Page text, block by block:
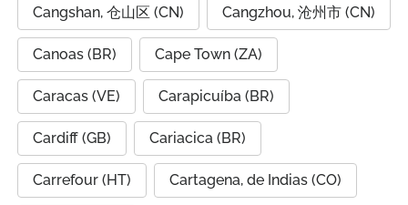
Cangshan, 仓山区 (CN) Cangzhou, 沧州市 (CN)
Canoas (BR) Cape Town (ZA)
Caracas (VE) Carapicuíba (BR)
Cardiff (GB) Cariacica (BR)
Carrefour (HT) Cartagena, de Indias (CO)